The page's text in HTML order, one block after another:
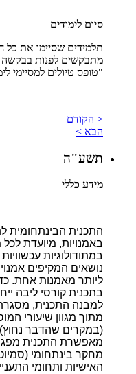
סיום לימודים
תלמידים שסיימו את כל
מתבקשים לפנות בבקשה
"טופס טיולים למסיימי
< הקודם
הבא >
תשע"ה
מידע כללי
התכנית הבינתחומית
באמנויות, מיועדת
במתודולוגיות
נושאים המקיפים
ליותר מאמנות אחת.
בתכנית קורסי ליבה
למבנה התכנית,
מתוך מגוון שיעורי
(במקרים שהדבר
מאפשרת התכנית מפגש
מחקר בינתחומי
האישיות ותחומי